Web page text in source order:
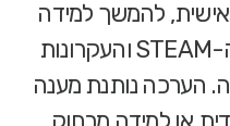
אישית, להמשך למידה
ותרגול מרחוק של מושגי ה-STEAM והעקרונות
הערכה נותנת מענה